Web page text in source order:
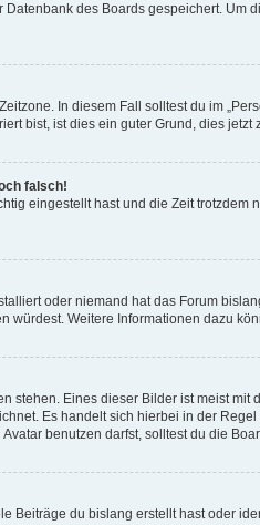
des Boards gespeichert.
In diesem Fall solltest du im
bist, ist dies ein guter Grund, dies jetzt
falsch!
eingestellt hast und die Zeit
oder niemand hat das Forum
würdest. Weitere Informationen dazu
stehen. Eines dieser Bilder ist meist
Es handelt sich hierbei in der
benutzen darfst, solltest du die
Beiträge du bislang erstellt hast oder